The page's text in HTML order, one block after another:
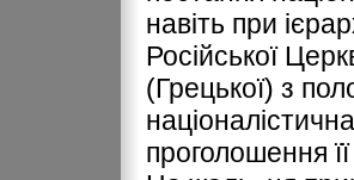
навіть при
Російської
(Грецької) з
проголошення